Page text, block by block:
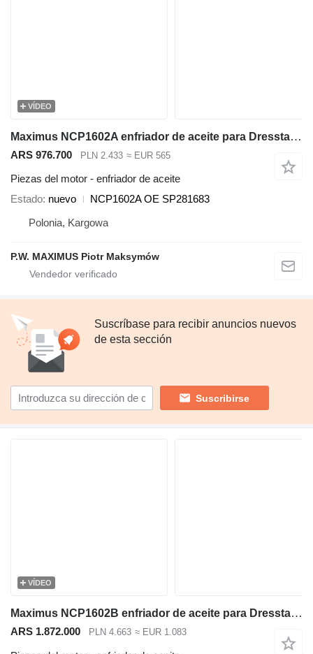
VÍDEO
Maximus NCP1602A enfriador de aceite para Dressta TD-20 bulldozer
ARS 976.700 PLN 2.433 ≈ EUR 565
Piezas del motor - enfriador de aceite
Estado nuevo
NCP1602A OE SP281683
Polonia, Kargowa
P.W. MAXIMUS Piotr Maksymów
Suscríbase para recibir anuncios nuevos
de esta sección
Suscribirse
VÍDEO
Maximus NCP1602B enfriador de aceite para Dressta TD-20 bulldozer
ARS 1.872.000 PLN 4.663 ≈ EUR 1.083